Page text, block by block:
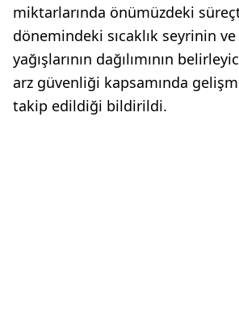
miktarlarında önümüzdeki
dönemindeki sıcaklık seyrinin ve
yağışlarının dağılımının
arz güvenliği kapsamında
takip edildiği bildirildi.